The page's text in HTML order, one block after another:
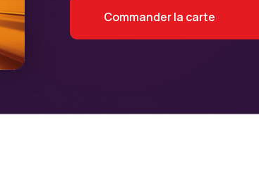
Commander la carte